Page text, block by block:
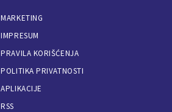
MARKETING
IMPRESUM
PRAVILA KORIŠĆENJA
POLITIKA PRIVATNOSTI
APLIKACIJE
RSS